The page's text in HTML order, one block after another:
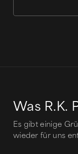
Was R.K.
Es gibt einige
wieder für uns